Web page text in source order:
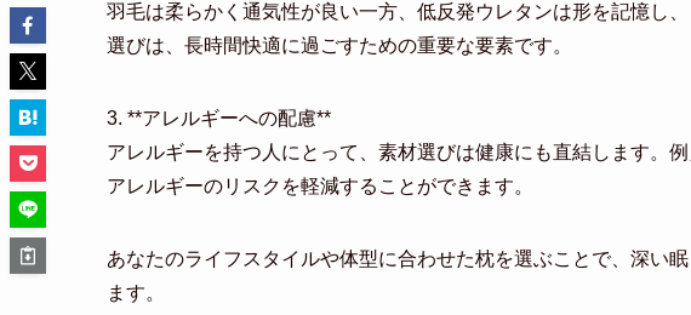
羽毛は柔らかく通気性が良い一方、低反発ウレタンは形を記憶し
選びは、長時間快適に過ごすための重要な要素です。
3. **アレルギーへの配慮**
アレルギーを持つ人にとって、素材選びは健康にも直結します。
アレルギーのリスクを軽減することができます。
あなたのライフスタイルや体型に合わせた枕を選ぶことで、深い
ます。